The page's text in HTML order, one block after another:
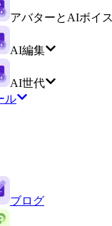
アバターとAIボイス
AI編集
AI世代
ル
ブログ